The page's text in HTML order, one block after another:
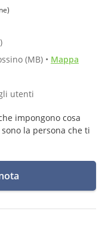
(MB) • Mappa
utenti
impongono cosa
la persona che ti